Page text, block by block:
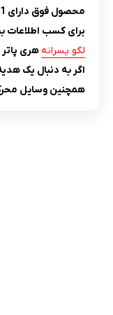
محصول فوق دارای 971 قطعه است که جنس آن پلاستیک باکیفیت ABS می باشد و در برابر ضربه و برخورد بسیار مقاوم است.
برای کسب اطلاعات
لگو پسرانههری پاتر برج
اگر به دنبال یک
همچنین وسایل